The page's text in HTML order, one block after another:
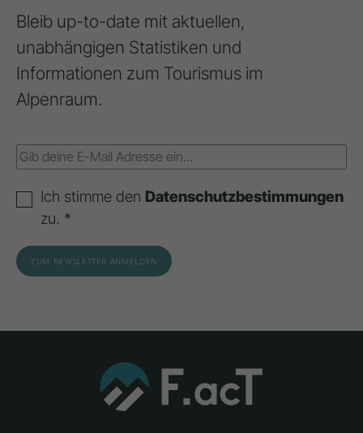
Bleib up-to-date mit aktuellen,
unabhängigen Statistiken und
Informationen zum Tourismus im
Alpenraum.
Ich stimme den Datenschutzbestimmungen
zu. *